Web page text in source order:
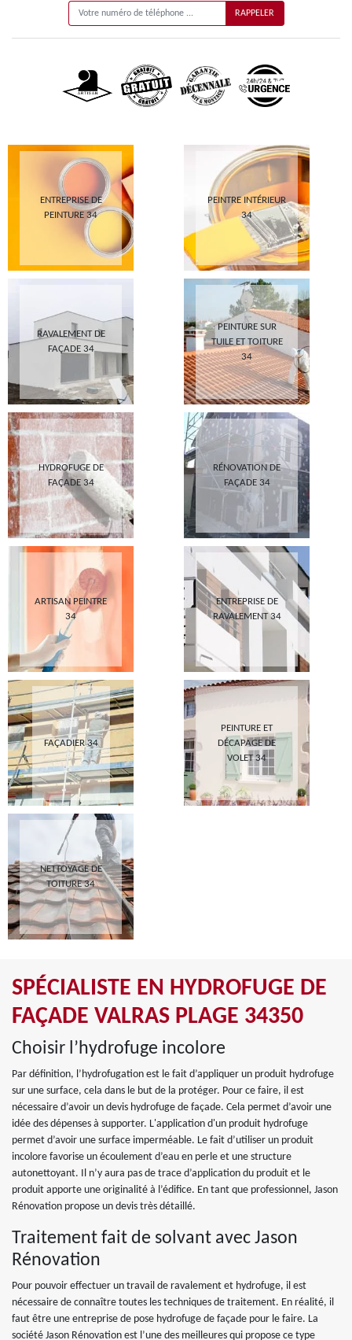
ENTREPRISE DE
PEINTURE 34
PEINTRE INTÉRIEUR
34
RAVALEMENT DE
FAÇADE 34
PEINTURE SUR
TUILE ET TOITURE
34
HYDROFUGE DE
FAÇADE 34
RÉNOVATION DE
FAÇADE 34
ARTISAN PEINTRE
34
ENTREPRISE DE
RAVALEMENT 34
FAÇADIER 34
PEINTURE ET
DÉCAPAGE DE
VOLET 34
NETTOYAGE DE
TOITURE 34
SPÉCIALISTE EN HYDROFUGE DE
FAÇADE VALRAS PLAGE 34350
Choisir l’hydrofuge incolore
Par définition, l’hydrofugation est le fait d’appliquer un produit hydrofuge
sur une surface, cela dans le but de la protéger. Pour ce faire, il est
nécessaire d’avoir un devis hydrofuge de façade. Cela permet d’avoir une
idée des dépenses à supporter. L'application d'un produit hydrofuge
permet d’avoir une surface imperméable. Le fait d’utiliser un produit
incolore favorise un écoulement d’eau en perle et une structure
autonettoyant. Il n’y aura pas de trace d’application du produit et le
produit apporte une originalité à l’édifice. En tant que professionnel, Jason
Rénovation propose un devis très détaillé.
Traitement fait de solvant avec Jason
Rénovation
Pour pouvoir effectuer un travail de ravalement et hydrofuge, il est
nécessaire de connaître toutes les techniques de traitement. En réalité, il
faut être une entreprise de pose hydrofuge de façade pour le faire. La
société Jason Rénovation est l’une des meilleures qui propose ce type